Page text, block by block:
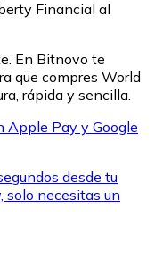
Financial al
En Bitnovo te
que compres World
rápida y sencilla.
Pay y Google
desde tu
solo necesitas un